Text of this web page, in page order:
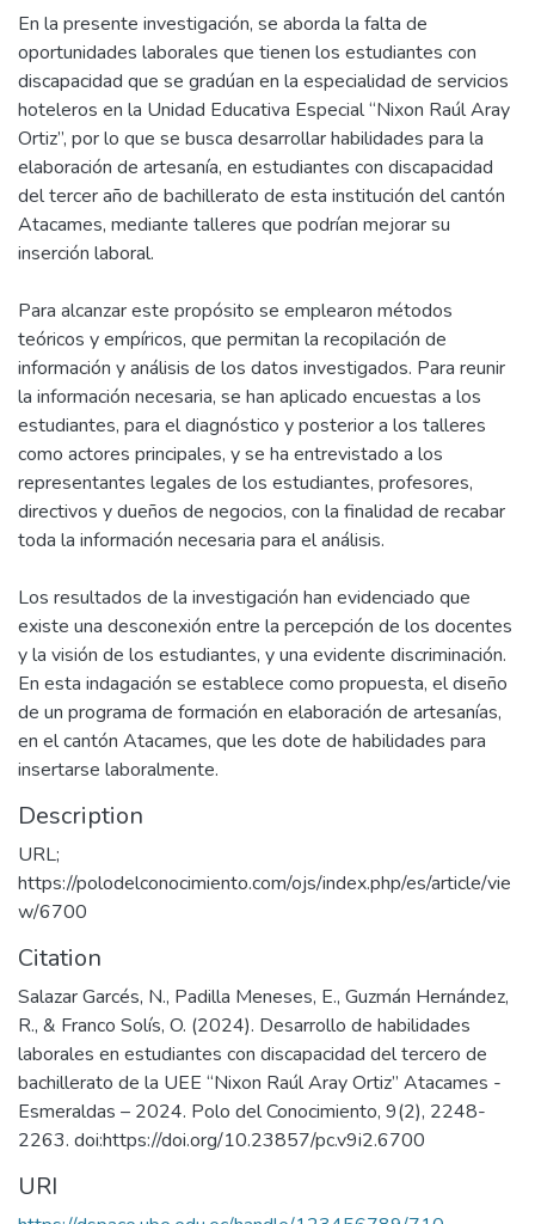
En la presente investigación, se aborda la falta de
oportunidades laborales que tienen los estudiantes con
discapacidad que se gradúan en la especialidad de servicios
hoteleros en la Unidad Educativa Especial “Nixon Raúl Aray
Ortiz”, por lo que se busca desarrollar habilidades para la
elaboración de artesanía, en estudiantes con discapacidad
del tercer año de bachillerato de esta institución del cantón
Atacames, mediante talleres que podrían mejorar su
inserción laboral.
Para alcanzar este propósito se emplearon métodos
teóricos y empíricos, que permitan la recopilación de
información y análisis de los datos investigados. Para reunir
la información necesaria, se han aplicado encuestas a los
estudiantes, para el diagnóstico y posterior a los talleres
como actores principales, y se ha entrevistado a los
representantes legales de los estudiantes, profesores,
directivos y dueños de negocios, con la finalidad de recabar
toda la información necesaria para el análisis.
Los resultados de la investigación han evidenciado que
existe una desconexión entre la percepción de los docentes
y la visión de los estudiantes, y una evidente discriminación.
En esta indagación se establece como propuesta, el diseño
de un programa de formación en elaboración de artesanías,
en el cantón Atacames, que les dote de habilidades para
insertarse laboralmente.
Description
URL;
https://polodelconocimiento.com/ojs/index.php/es/article/vie
w/6700
Citation
Salazar Garcés, N., Padilla Meneses, E., Guzmán Hernández,
R., & Franco Solís, O. (2024). Desarrollo de habilidades
laborales en estudiantes con discapacidad del tercero de
bachillerato de la UEE “Nixon Raúl Aray Ortiz” Atacames -
Esmeraldas – 2024. Polo del Conocimiento, 9(2), 2248-
2263. doi:https://doi.org/10.23857/pc.v9i2.6700
URI